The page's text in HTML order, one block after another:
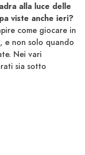
alla luce delle
viste anche ieri?
come giocare in
e non solo quando
Nei vari
sia sotto